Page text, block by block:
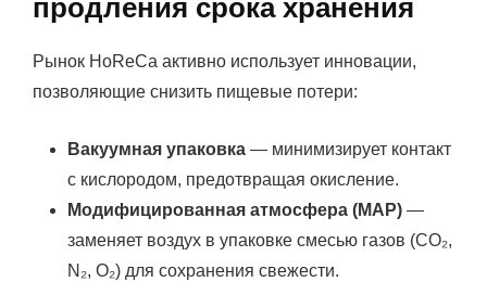
продления срока хранения
Рынок HoReCa активно использует инновации,
позволяющие снизить пищевые потери:
Вакуумная упаковка — минимизирует контакт
с кислородом, предотвращая окисление.
Модифицированная атмосфера (MAP) —
заменяет воздух в упаковке смесью газов (CO₂,
N₂, O₂) для сохранения свежести.